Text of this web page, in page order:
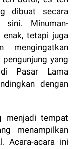
dibuat secara
Minuman-
tetapi juga
yang
Pasar Lama
dengan
menjadi tempat
menampilkan
Acara-acara ini